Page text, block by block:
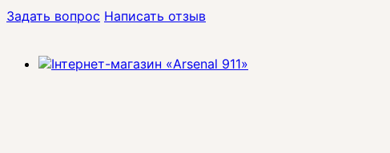
Задать вопрос Написать отзыв